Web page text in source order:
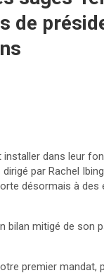
de
installer dans leur
par Rachel
désormais à
bilan mitigé de son
premier mandat,